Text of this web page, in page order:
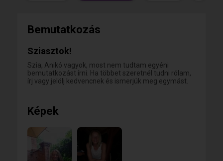
Bemutatkozás
Sziasztok!
Szia, Anikó vagyok, most nem tudtam egyéni
bemutatkozást írni. Ha többet szeretnél tudni rólam,
írj vagy jelölj kedvencnek és ismerjük meg egymást.
Képek